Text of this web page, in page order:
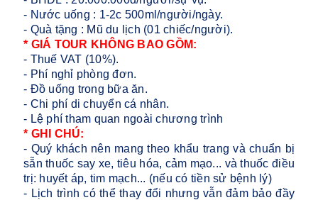
- Nước uống : 1-2c 500ml/người/ngày.
- Quà tặng : Mũ du lịch (01 chiếc/người).
* GIÁ TOUR KHÔNG BAO GỒM:
- Thuế VAT (10%).
- Phí nghỉ phòng đơn.
- Đồ uống trong bữa ăn.
- Chi phí di chuyển cá nhân.
- Lệ phí tham quan ngoài chương trình
* GHI CHÚ:
- Quý khách nên mang theo khẩu trang và chuẩn bị
sẵn thuốc say xe, tiêu hóa, cảm mạo... và thuốc điều
trị: huyết áp, tim mạch... (nếu có tiền sử bệnh lý)
- Lịch trình có thể thay đổi nhưng vẫn đảm bảo đầy